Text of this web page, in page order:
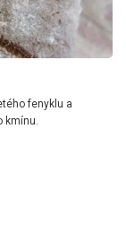
fenyklu a
kmínu.